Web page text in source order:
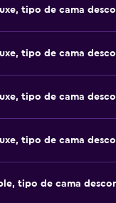
tipo de cama
tipo de cama
tipo de cama
tipo de cama
tipo de cama